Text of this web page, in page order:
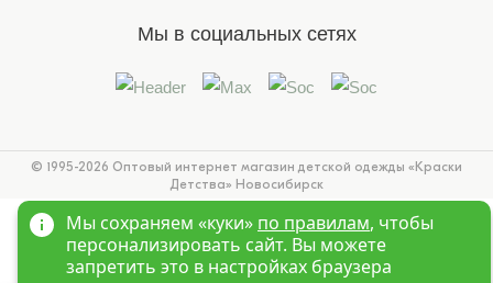
Мы в социальных сетях
© 1995-2026 Оптовый интернет магазин детской одежды «Краски
Детства» Новосибирск
Мы сохраняем «куки» по правилам, чтобы
персонализировать сайт. Вы можете
запретить это в настройках браузера